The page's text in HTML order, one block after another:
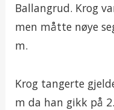
Ballangrud. Krog
men måtte nøye
m.
Krog tangerte
m da han gikk på